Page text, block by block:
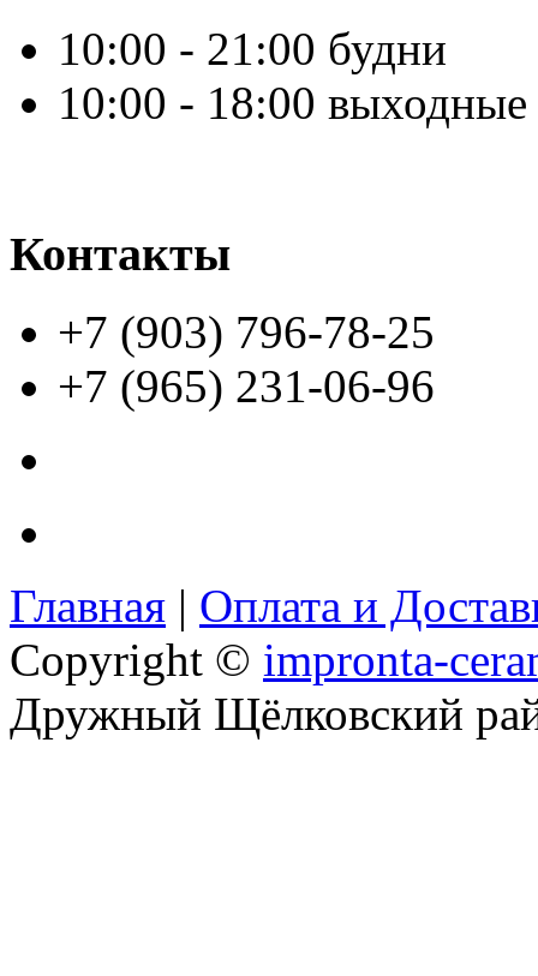
10:00 - 21:00 будни
10:00 - 18:00 выходные
Контакты
+7 (903) 796-78-25
+7 (965) 231-06-96
Главная | Оплата и
Copyright © impronta-
Дружный Щёлковский